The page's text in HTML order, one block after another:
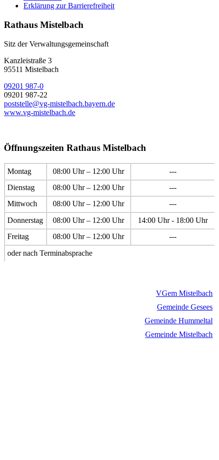
Erklärung zur Barrierefreiheit
Rathaus Mistelbach
Sitz der Verwaltungsgemeinschaft
Kanzleistraße 3
95511 Mistelbach
09201 987-0
09201 987-22
poststelle@vg-mistelbach.bayern.de
www.vg-mistelbach.de
Öffnungszeiten Rathaus Mistelbach
Montag 08:00 Uhr – 12:00 Uhr
---
Dienstag
08:00 Uhr – 12:00 Uhr
---
Mittwoch
08:00 Uhr – 12:00 Uhr
---
Donnerstag
08:00 Uhr – 12:00 Uhr
14:00 Uhr - 18:00 Uhr
Freitag
08:00 Uhr – 12:00 Uhr
---
oder nach Terminabsprache
VGem Mistelbach
Gemeinde Gesees
Gemeinde Hummeltal
Gemeinde Mistelbach